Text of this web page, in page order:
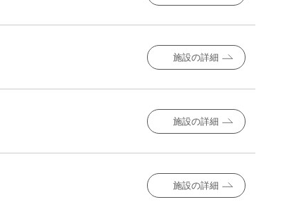
施設の詳細
施設の詳細
施設の詳細